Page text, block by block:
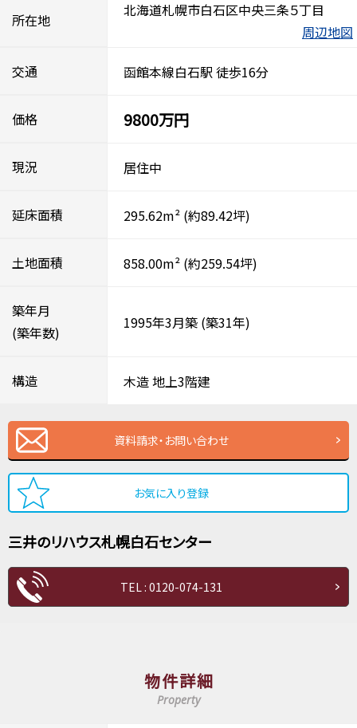
所在地
北海道札幌市白石区中央三条５丁目
周辺地図
交通 函館本線白石駅 徒歩16分
価格 9800万円
現況 居住中
延床面積 295.62m² (約89.42坪)
土地面積 858.00m² (約259.54坪)
築年月
(築年数)
1995年3月築 (築31年)
構造 木造地上3階建
資料請求・お問い合わせ
お気に入り登録
三井のリハウス札幌白石センター
TEL : 0120-074-131
物件詳細
Property